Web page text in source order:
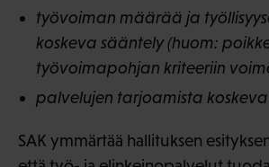
työvoiman määrää ja
koskeva sääntely (huom:
työvoimapohjan kriteeriin
palvelujen tarjoamista
SAK ymmärtää hallituksen